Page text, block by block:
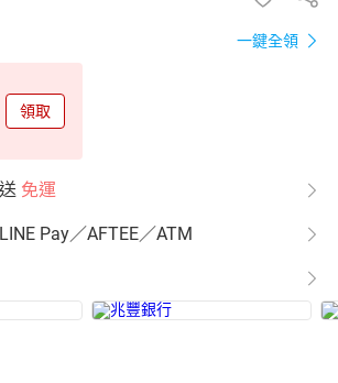
一鍵全領
領取
免運
Pay／AFTEE／ATM